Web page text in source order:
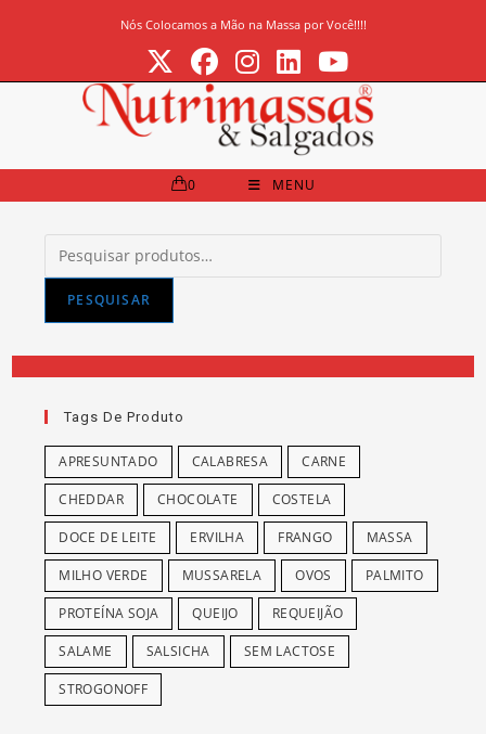
Nós Colocamos a Mão na Massa por Você!!!!
0 MENU
Pesquisar
por:
PESQUISAR
Tags De Produto
APRESUNTADO CALABRESA CARNE
CHEDDAR CHOCOLATE COSTELA
DOCE DE LEITE ERVILHA FRANGO MASSA
MILHO VERDE MUSSARELA OVOS PALMITO
PROTEÍNA SOJA QUEIJO REQUEIJÃO
SALAME SALSICHA SEM LACTOSE
STROGONOFF